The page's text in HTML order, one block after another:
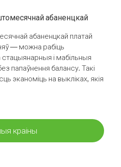
абаненцкай
абаненцкай платай
— можна рабіць
стацыянарныя і мабільныя
папаўнення балансу. Такі
эканоміць на выкліках, якія
краіны